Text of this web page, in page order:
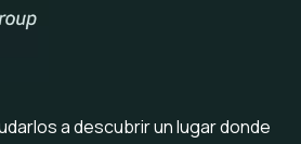
a descubrir un lugar donde